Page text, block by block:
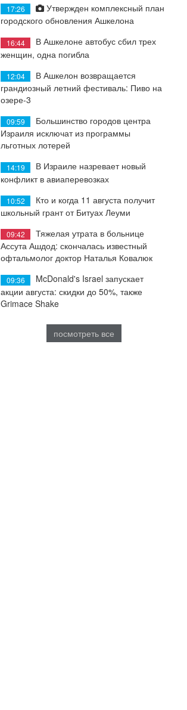
17:26
Утвержден комплексный план
городского обновления Ашкелона
16:44
В Ашкелоне автобус сбил трех
женщин, одна погибла
12:04
В Ашкелон возвращается
грандиозный летний фестиваль: Пиво на
озере-3
09:59
Большинство городов центра
Израиля исключат из программы
льготных лотерей
14:19
В Израиле назревает новый
конфликт в авиаперевозках
10:52
Кто и когда 11 августа получит
школьный грант от Битуах Леуми
09:42
Тяжелая утрата в больнице
Ассута Ашдод: скончалась известный
офтальмолог доктор Наталья Ковалюк
09:36
McDonald's Israel запускает
акции августа: скидки до 50%, также
Grimace Shake
посмотреть все